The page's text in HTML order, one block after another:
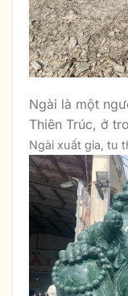
Ngài là một
Thiên Trúc, ở
Ngài xuất gia, tu